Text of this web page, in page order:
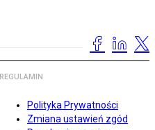
REGULAMIN
Polityka Prywatności
Zmiana ustawień zgód